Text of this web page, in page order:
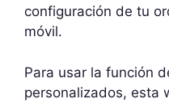
configuración de tu
móvil.
Para usar la función
personalizados, esta